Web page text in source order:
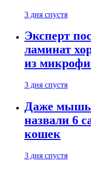
3 дня спустя
Эксперт
ламинат
из
3 дня спустя
Даже мышь
назвали 6
кошек
3 дня спустя